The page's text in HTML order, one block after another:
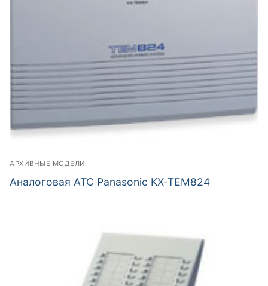
АРХИВНЫЕ МОДЕЛИ
Аналоговая АТС Panasonic KX-TEM824